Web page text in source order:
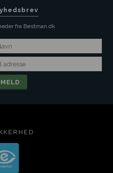
fra Bestman.dk